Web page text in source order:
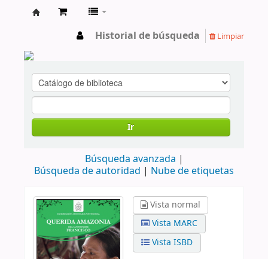
Historial de búsqueda Limpiar
Ir
Búsqueda avanzada
Búsqueda de autoridad
Nube de etiquetas
Vista normal
Vista MARC
Vista ISBD